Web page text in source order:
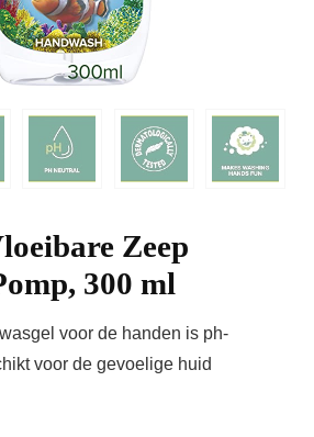
Zeep
300 ml
voor de handen is ph-
voor de gevoelige huid